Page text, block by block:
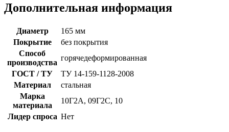
Дополнительная информация
Диаметр
165 мм
Покрытие
без покрытия
Способ
производства
горячедеформированная
ГОСТ / ТУ
ТУ 14-159-1128-2008
Материал
стальная
Марка
материала
10Г2А, 09Г2С, 10
Лидер спроса Нет